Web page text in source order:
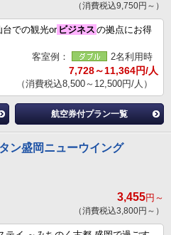
（消費税込9,750円～）
台での観光or ビジネス の拠点にお得
客室例：
2名利用時
7,728～11,364円/人
（消費税込8,500～12,500円/人）
航空券付プラン一覧
ン盛岡ニューウイング
3,455円～
（消費税込3,800円～）